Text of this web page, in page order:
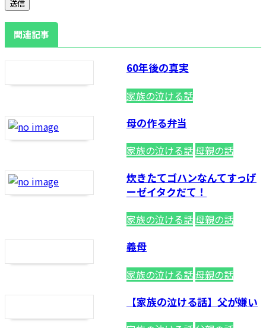
関連記事
60年後の真実
家族の泣ける話
母の作る弁当
家族の泣ける話母親の話
炊きたてゴハンなんてすっげ
ーゼイタクだて！
家族の泣ける話母親の話
義母
家族の泣ける話母親の話
【家族の泣ける話】父が嫌い